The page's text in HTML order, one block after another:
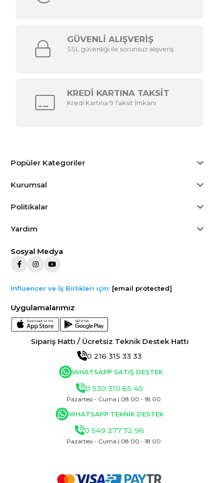
GÜVENLİ ALIŞVERİŞ
SSL güvenliği ile sorunsuz alışveriş
KREDİ KARTINA TAKSİT
Kredi Kartına 9 Taksit İmkanı
Popüler Kategoriler
Kurumsal
Politikalar
Yardım
Sosyal Medya
Influencer ve İş Birlikleri için: [email protected]
Uygulamalarımız
Sipariş Hattı / Ücretsiz Teknik Destek Hattı
0 216 315 33 33
WHATSAPP SATIŞ DESTEK
0 530 310 65 40
Pazartesi - Cuma | 08:00 - 18:00
WHATSAPP TEKNİK DESTEK
0 549 277 72 96
Pazartesi - Cuma | 08:00 - 18:00